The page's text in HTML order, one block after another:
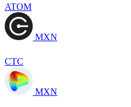
ATOM
MXN
CTC
MXN